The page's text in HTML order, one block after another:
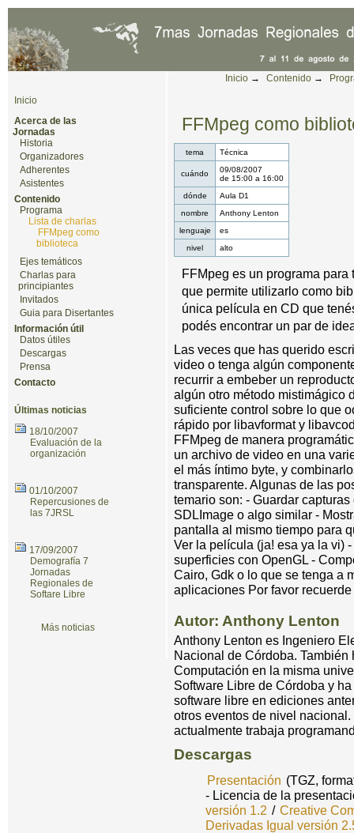
Cambiar a contenido.|Saltar a navegación
Herramientas Personales
Inicio → Contenido →
FFMpeg como
tema Técnica
cuándo
09/08/2007
de 15:00a 16:00
dónde
Aula D1
nombre
Anthony Lenton
lenguaje
es
nivel
alto
FFMpeg es un programa
que permite utilizarlo como
única película en CD que
podés encontrar un par de
Las veces que has querido
video o tenga algún
recurrir a embeber un
algún otro método mistimágico
suficiente control sobre lo que
rápido por libavformat y
FFMpeg de manera
un archivo de video en una
el más íntimo byte, y
transparente. Algunas de las
temario son: - Guardar
SDLImage o algo similar -
pantalla al mismo tiempo para
Ver la película (ja! esa ya la vi)
superficies con OpenGL -
Cairo, Gdk o lo que se tenga a
aplicaciones Por favor
Autor: Anthony Lenton
Anthony Lenton es Ingeniero
Nacional de Córdoba.
Computación en la misma
Software Libre de Córdoba y
software libre en ediciones
otros eventos de nivel
actualmente trabaja
Descargas
Presentación (TGZ,
- Licencia de la
versión 1.2 / Creative
Derivadas Igual versión
Inicio
Acerca de las
Jornadas
Historia
Organizadores
Adherentes
Asistentes
Contenido
Programa
Lista de charlas
FFMpeg como
biblioteca
Ejes temáticos
Charlas para
principiantes
Invitados
Guia para Disertantes
Información útil
Datos útiles
Descargas
Prensa
Contacto
Últimas noticias
18/10/2007
Evaluación de la
organización
01/10/2007
Repercusiones de
las 7JRSL
17/09/2007
Demografía 7
Jornadas
Regionales de
Softare Libre
Más noticias